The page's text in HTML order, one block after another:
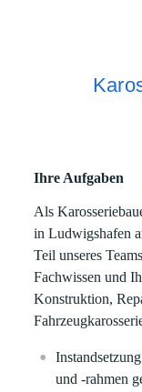
Ihre Aufgaben
Als
in Ludwigshafen
Teil unseres
Fachwissen und
Konstruktion,
und -rahmen